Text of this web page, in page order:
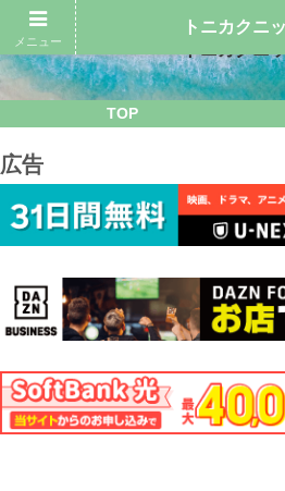
TOP
広告
メニュー
トニカクニ